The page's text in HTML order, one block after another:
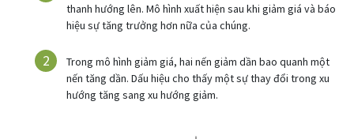
thanh hướng lên. Mô hình xuất hiện sau khi giảm giá và báo
hiệu sự tăng trưởng hơn nữa của chúng.
Trong mô hình giảm giá, hai nến giảm dần bao quanh một
nến tăng dần. Dấu hiệu cho thấy một sự thay đổi trong xu
hướng tăng sang xu hướng giảm.